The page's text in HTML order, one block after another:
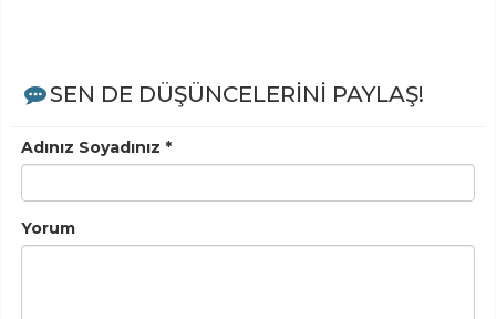
SEN DE DÜŞÜNCELERİNİ PAYLAŞ!
Adınız Soyadınız *
Yorum